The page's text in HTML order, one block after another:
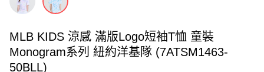
MLB KIDS 涼感 滿版Logo短袖T恤 童裝
Monogram系列 紐約洋基隊 (7ATSM1463-
50BLL)